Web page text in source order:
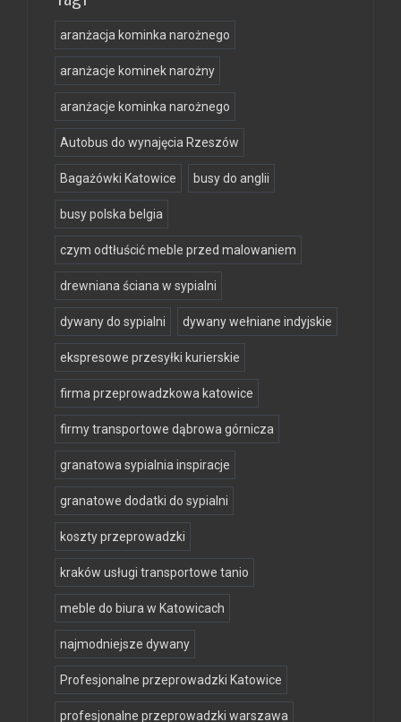
aranżacja kominka narożnego
aranżacje kominek narożny
aranżacje kominka narożnego
Autobus do wynajęcia Rzeszów
Bagażówki Katowice busy do anglii
busy polska belgia
czym odtłuścić meble przed malowaniem
drewniana ściana w sypialni
dywany do sypialni dywany wełniane indyjskie
ekspresowe przesyłki kurierskie
firma przeprowadzkowa katowice
firmy transportowe dąbrowa górnicza
granatowa sypialnia inspiracje
granatowe dodatki do sypialni
koszty przeprowadzki
kraków usługi transportowe tanio
meble do biura w Katowicach
najmodniejsze dywany
Profesjonalne przeprowadzki Katowice
profesjonalne przeprowadzki warszawa